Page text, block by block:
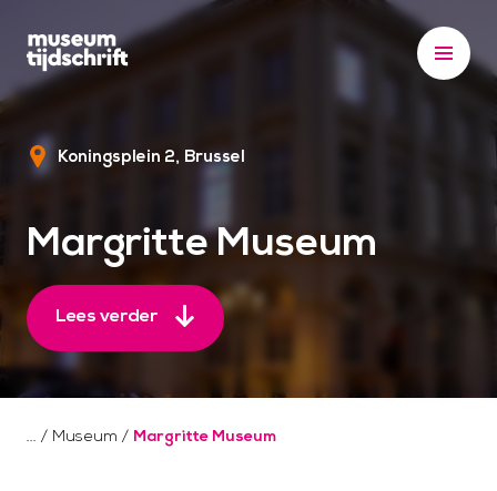
p
e
t
Koningsplein 2 Brussel
Margritte Museum
Lees verder
/ Museum / Margritte Museum